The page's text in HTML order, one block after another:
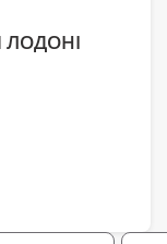
ЛОДОНІ